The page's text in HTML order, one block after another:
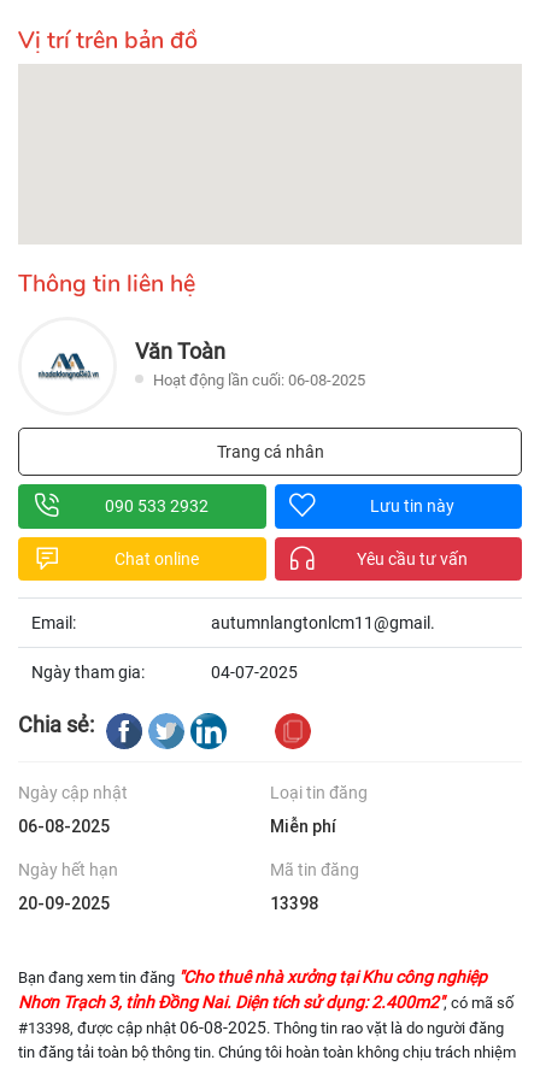
Vị trí trên bản đồ
Thông tin liên hệ
Văn Toàn
Hoạt động lần cuối: 06-08-2025
Trang cá nhân
090 533 2932 Lưu tin này
Chat online Yêu cầu tư vấn
Email: autumnlangtonlcm11@gmail.
Ngày tham gia: 04-07-2025
Chia sẻ:
Ngày cập nhật
06-08-2025
Loại tin đăng
Miễn phí
Ngày hết hạn
20-09-2025
Mã tin đăng
13398
Bạn đang xem tin đăng "Cho thuê nhà xưởng tại Khu công nghiệp
Nhơn Trạch 3, tỉnh Đồng Nai. Diện tích sử dụng: 2.400m2", có mã số
#13398, được cập nhật 06-08-2025. Thông tin rao vặt là do người đăng
tin đăng tải toàn bộ thông tin. Chúng tôi hoàn toàn không chịu trách nhiệm